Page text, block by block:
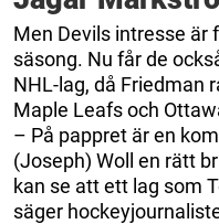
Men Devils intresse
säsong. Nu får de
NHL-lag, då Friedman
Maple Leafs och
– På pappret är en
(Joseph) Woll en rätt
kan se att ett lag som
säger